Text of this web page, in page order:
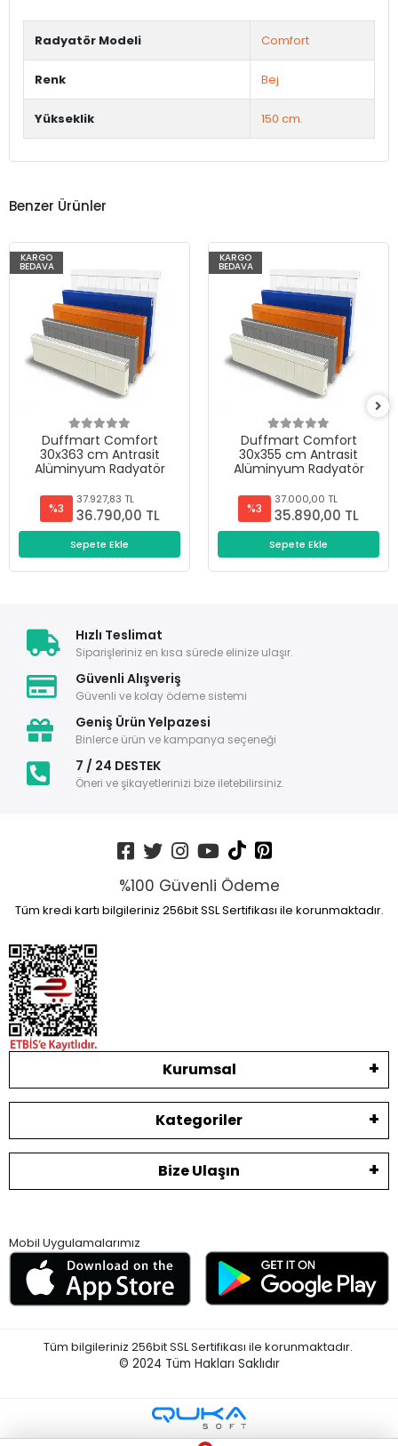
Radyatör Modeli Comfort
Renk Bej
Yükseklik 150 cm.
Benzer Ürünler
KARGO
BEDAVA
Duffmart Comfort
30x363 cm Antrasit
Alüminyum Radyatör
%3
37.927,83 TL
36.790,00 TL
Sepete Ekle
KARGO
BEDAVA
Duffmart Comfort
30x355 cm Antrasit
Alüminyum Radyatör
%3
37.000,00 TL
35.890,00 TL
Sepete Ekle
Hızlı Teslimat
Siparişleriniz en kısa sürede elinize ulaşır.
Güvenli Alışveriş
Güvenli ve kolay ödeme sistemi
Geniş Ürün Yelpazesi
Binlerce ürün ve kampanya seçeneği
7 / 24 DESTEK
Öneri ve şikayetlerinizi bize iletebilirsiniz.
%100 Güvenli Ödeme
Tüm kredi kartı bilgileriniz 256bit SSL Sertifikası ile korunmaktadır.
Kurumsal
Kategoriler
Bize Ulaşın
Mobil Uygulamalarımız
Tüm bilgileriniz 256bit SSL Sertifikası ile korunmaktadır.
© 2024 Tüm Hakları Saklıdır